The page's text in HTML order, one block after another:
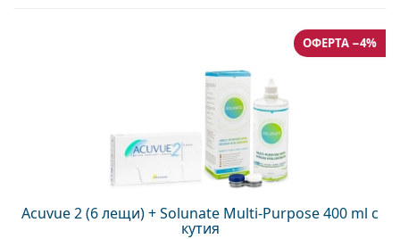
Acuvue 2 (6 лещи) + Solunate Multi-Purpose 400 ml с
кутия
ОФЕРТА −4%